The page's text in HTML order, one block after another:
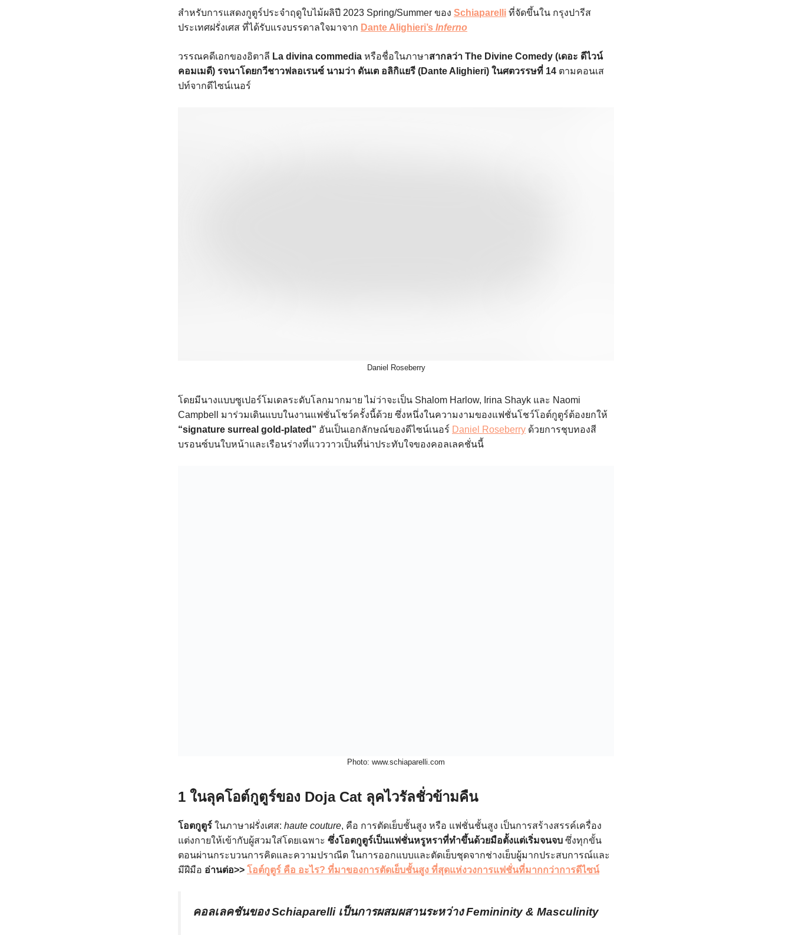
สำหรับการแสดงกูตูร์ประจำฤดูใบไม้ผลิปี 2023 Spring/Summer ของ Schiaparelli ที่จัดขึ้นใน กรุงปารีส
ประเทศฝรั่งเศส ที่ได้รับแรงบรรดาลใจมาจาก Dante Alighieri’s Inferno
วรรณคดีเอกของอิตาลี La divina commedia หรือชื่อในภาษาสากลว่า The Divine Comedy (เดอะ ดีไวน์
คอมเมดี) รจนาโดยกวีชาวฟลอเรนซ์ นามว่า ดันเต อลิกิแยรี (Dante Alighieri) ในศตวรรษที่ 14 ตามคอนเส
ปท์จากดีไซน์เนอร์
Daniel Roseberry
โดยมีนางแบบซูเปอร์โมเดลระดับโลกมากมาย ไม่ว่าจะเป็น Shalom Harlow, Irina Shayk และ Naomi
Campbell มาร่วมเดินแบบในงานแฟชั่นโชว์ครั้งนี้ด้วย ซึ่งหนึ่งในความงามของแฟชั่นโชว์โอต์กูตูร์ต้องยกให้
“signature surreal gold-plated” อันเป็นเอกลักษณ์ของดีไซน์เนอร์ Daniel Roseberry ด้วยการชุบทองสี
บรอนซ์บนใบหน้าและเรือนร่างที่แวววาวเป็นที่น่าประทับใจของคอลเลคชั่นนี้
Photo: www.schiaparelli.com
1 ในลุคโอต์กูตูร์ของ Doja Cat ลุคไวรัลชั่วข้ามคืน
โอตกูตูร์ ในภาษาฝรั่งเศส: haute couture, คือ การตัดเย็บชั้นสูง หรือ แฟชั่นชั้นสูง เป็นการสร้างสรรค์เครื่อง
แต่งกายให้เข้ากับผู้สวมใส่โดยเฉพาะ ซึ่งโอตกูตูร์เป็นแฟชั่นหรูหราที่ทำขึ้นด้วยมือตั้งแต่เริ่มจนจบ ซึ่งทุกขั้น
ตอนผ่านกระบวนการคิดและความปราณีต ในการออกแบบและตัดเย็บชุดจากช่างเย็บผู้มากประสบการณ์และ
มีฝีมือ อ่านต่อ>> โอต์กูตูร์ คือ อะไร? ที่มาของการตัดเย็บชั้นสูง ที่สุดแห่งวงการแฟชั่นที่มากกว่าการดีไซน์
คอลเลคชันของ Schiaparelli เป็นการผสมผสานระหว่าง Femininity & Masculinity